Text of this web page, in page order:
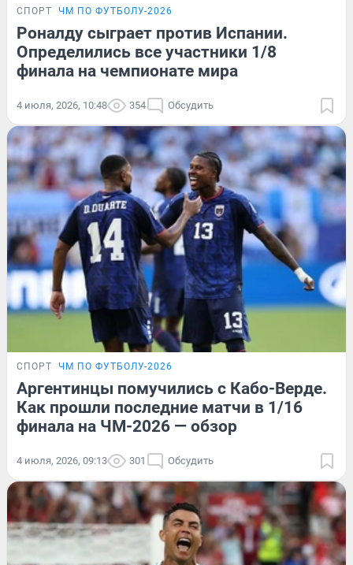
СПОРТ ЧМ ПО ФУТБОЛУ-2026
Роналду сыграет против Испании.
Определились все участники 1/8
финала на чемпионате мира
4 июля, 2026, 10:48 354 Обсудить
СПОРТ ЧМ ПО ФУТБОЛУ-2026
Аргентинцы помучились с Кабо-Верде.
Как прошли последние матчи в 1/16
финала на ЧМ-2026 — обзор
4 июля, 2026, 09:13 301 Обсудить